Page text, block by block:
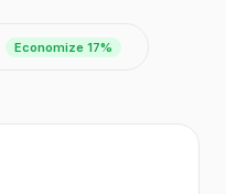
Economize 17%